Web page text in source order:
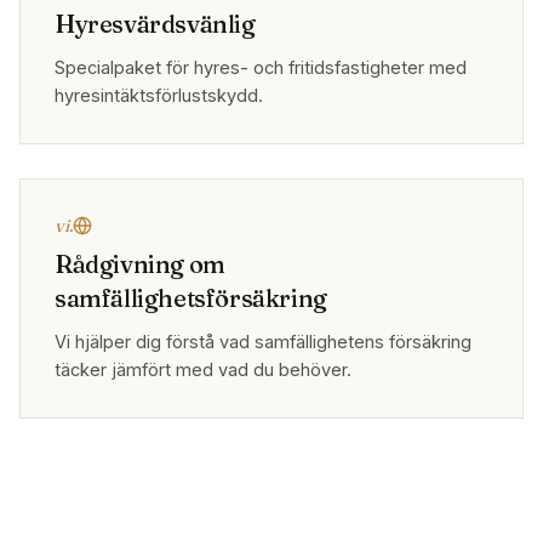
Hyresvärdsvänlig
Specialpaket för hyres- och fritidsfastigheter med
hyresintäktsförlustskydd.
vi.
Rådgivning om
samfällighetsförsäkring
Vi hjälper dig förstå vad samfällighetens försäkring
täcker jämfört med vad du behöver.